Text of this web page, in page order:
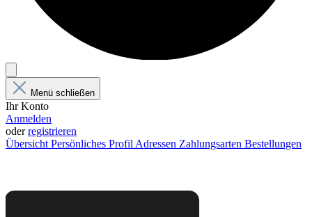
Menü schließen
Ihr Konto
Anmelden
oderregistrieren
Übersicht Persönliches Profil Adressen Zahlungsarten Bestellungen